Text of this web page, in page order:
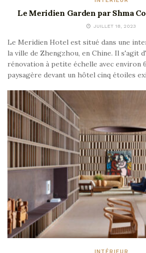
Le Meridien Garden par Shma
JUILLET 18, 2023
Le Meridien Hotel est situé dans une
la ville de Zhengzhou, en Chine. Il s'agit
rénovation à petite échelle avec environ
paysagère devant un hôtel cinq étoiles